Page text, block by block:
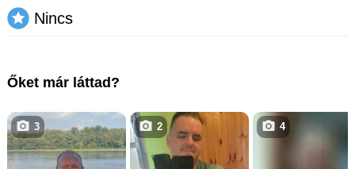
Nincs
Őket már láttad?
3 2 4